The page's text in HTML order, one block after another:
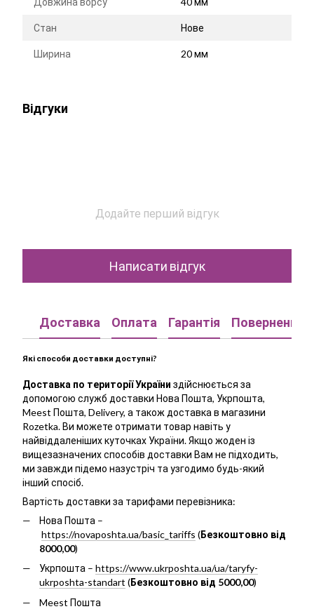
Стан Нове
Ширина 20 мм
Відгуки
Додайте перший відгук
Написати відгук
Доставка Оплата Гарантія Повернення
Які способи доставки доступні?
Доставка по території України здійснюється за
допомогою служб доставки Нова Пошта, Укрпошта,
Meest Пошта, Delivery, а також доставка в магазини
Rozetka. Ви можете отримати товар навіть у
найвіддаленіших куточках України. Якщо жоден із
вищезазначених способів доставки Вам не підходить,
ми завжди підемо назустріч та узгодимо будь-який
інший спосіб.
Вартість доставки за тарифами перевізника:
Нова Пошта –
https://novaposhta.ua/basic_tariffs (Безкоштовно від
8000,00)
Укрпошта – https://www.ukrposhta.ua/ua/taryfy-
ukrposhta-standart (Безкоштовно від 5000,00)
Meest Пошта